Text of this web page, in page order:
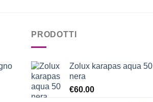
PRODOTTI
Zolux karapas aqua 50
nera
€60.00